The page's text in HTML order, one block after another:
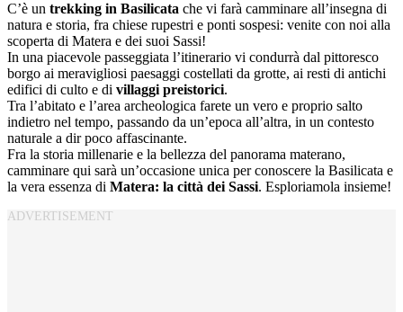
C’è un trekking in Basilicata che vi farà camminare all’insegna di
natura e storia, fra chiese rupestri e ponti sospesi: venite con noi alla
scoperta di Matera e dei suoi Sassi!
In una piacevole passeggiata l’itinerario vi condurrà dal pittoresco
borgo ai meravigliosi paesaggi costellati da grotte, ai resti di antichi
edifici di culto e di villaggi preistorici.
Tra l’abitato e l’area archeologica farete un vero e proprio salto
indietro nel tempo, passando da un’epoca all’altra, in un contesto
naturale a dir poco affascinante.
Fra la storia millenarie e la bellezza del panorama materano,
camminare qui sarà un’occasione unica per conoscere la Basilicata e
la vera essenza di Matera: la città dei Sassi. Esploriamola insieme!